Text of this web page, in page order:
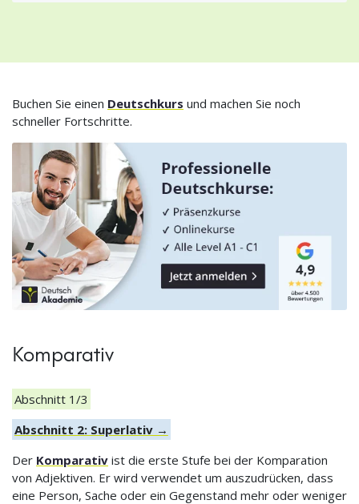
Buchen Sie einen Deutschkurs und machen Sie noch
schneller Fortschritte.
Komparativ
Abschnitt 1/3
Abschnitt 2: Superlativ →
Der Komparativ ist die erste Stufe bei der Komparation
von Adjektiven. Er wird verwendet um auszudrücken, dass
eine Person, Sache oder ein Gegenstand mehr oder weniger